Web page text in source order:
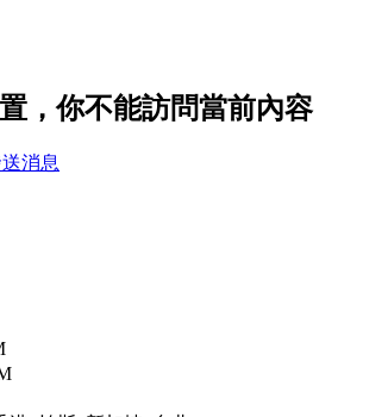
，你不能訪問當前內容
消息